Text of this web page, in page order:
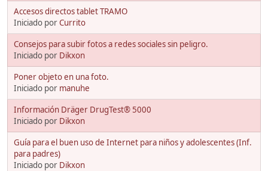
Accesos directos tablet TRAMO
Iniciado porCurrito
Consejos para subir fotos a redes sociales sin peligro.
Iniciado por Dikxon
Poner objeto en una foto.
Iniciado por manuhe
Información Dräger DrugTest® 5000
Iniciado por Dikxon
Guía para el buen uso de Internet para niños y adolescentes (Inf.
para padres)
Iniciado por Dikxon